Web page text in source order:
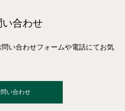
い合わせ
い合わせフォームや電話にてお気
い合わせ